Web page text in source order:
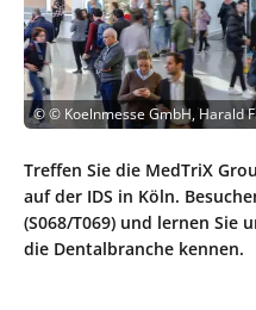
©© Koelnmesse GmbH, Harald
Treffen Sie die MedTriX
auf der IDS in Köln.
(S068/T069) und lernen Sie
die Dentalbranche kennen.